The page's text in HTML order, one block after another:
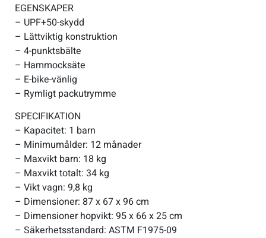
EGENSKAPER
– UPF+50-skydd
– Lättviktig konstruktion
– 4-punktsbälte
– Hammocksäte
– E-bike-vänlig
– Rymligt packutrymme
SPECIFIKATION
– Kapacitet: 1 barn
– Minimumålder: 12 månader
– Maxvikt barn: 18 kg
– Maxvikt totalt: 34 kg
– Vikt vagn: 9,8 kg
– Dimensioner: 87 x 67 x 96 cm
– Dimensioner hopvikt: 95 x 66 x 25 cm
– Säkerhetsstandard: ASTM F1975-09